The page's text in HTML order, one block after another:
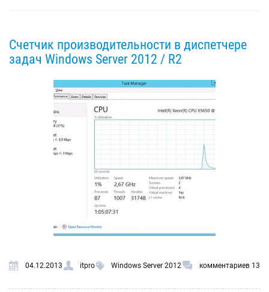
Счетчик производительности в диспетчере
задач Windows Server 2012 / R2
04.12.2013 itpro Windows Server 2012 комментариев 13